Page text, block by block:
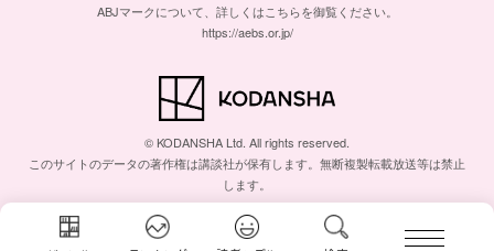
ABJマークについて、詳しくはこちらを御覧ください。
https://aebs.or.jp/
© KODANSHA Ltd. All rights reserved.
このサイトのデータの著作権は講談社が保有します。無断複製転載放送等は禁止
します。